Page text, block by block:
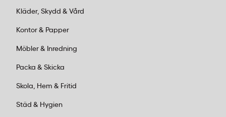
Kläder, Skydd & Vård
Kontor & Papper
Möbler & Inredning
Packa & Skicka
Skola, Hem & Fritid
Städ & Hygien